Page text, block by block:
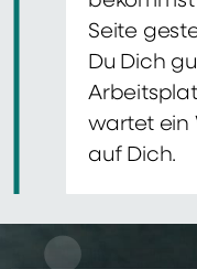
Seite
Du Dich
wartet ein
auf Dich.